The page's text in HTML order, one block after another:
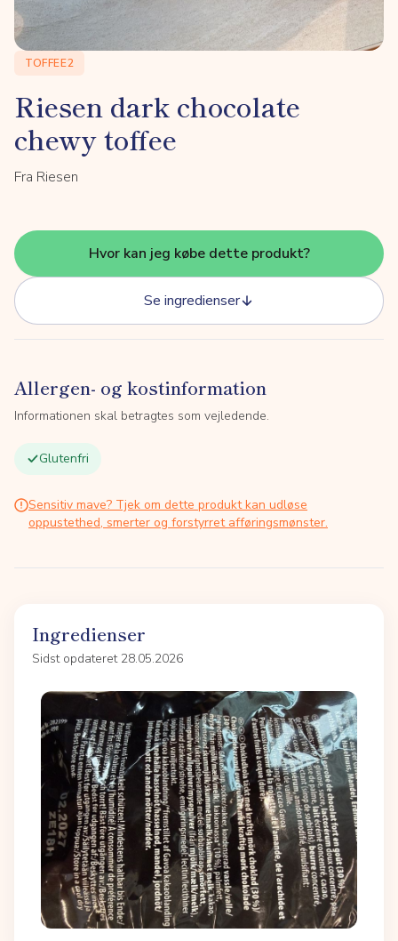
TOFFEE2
Riesen dark chocolate
chewy toffee
Fra Riesen
Hvor kan jeg købe dette produkt?
Se ingredienser
Allergen- og kostinformation
Informationen skal betragtes som vejledende.
Glutenfri
Sensitiv mave? Tjek om dette produkt kan udløse
oppustethed, smerter og forstyrret afføringsmønster.
Ingredienser
Sidst opdateret 28.05.2026